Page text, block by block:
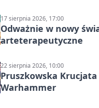
17 sierpnia 2026, 17:00
Odważnie w nowy
arteterapeutyczne
22 sierpnia 2026, 10:00
Pruszkowska
Warhammer